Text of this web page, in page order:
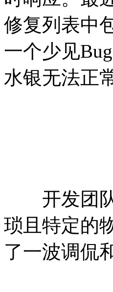
修复列表中
一个少见
水银无法正
开发团队
琐且特定的
了一波调侃